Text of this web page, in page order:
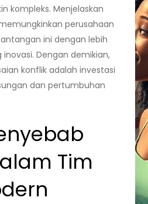
kompleks. Menjelaskan
perusahaan
ini dengan lebih
Dengan demikian,
konflik adalah investasi
dan pertumbuhan
Tim